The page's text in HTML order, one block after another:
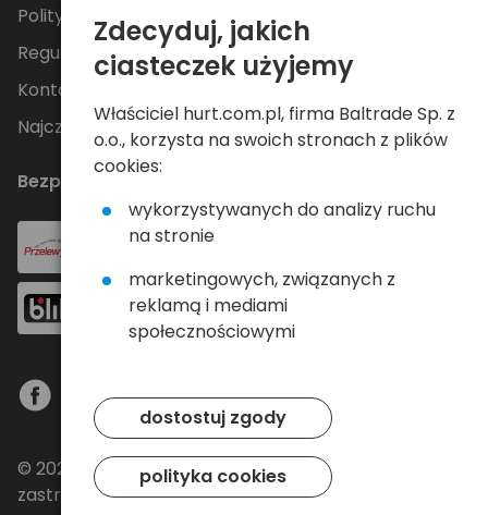
Polityka Prywatności
Regulamin
Kontakt
Najczęściej zadawane pytania
Bezpieczne płatności
© 2024 Baltrade sp. z o.o. - Wszelkie prawa
zastrzeżone.
Zdecyduj, jakich
ciasteczek użyjemy
Właściciel hurt.com.pl, firma Baltrade Sp. z
o.o., korzysta na swoich stronach z plików
cookies:
wykorzystywanych do analizy ruchu
na stronie
marketingowych, związanych z
reklamą i mediami
społecznościowymi
dostostuj zgody
polityka cookies